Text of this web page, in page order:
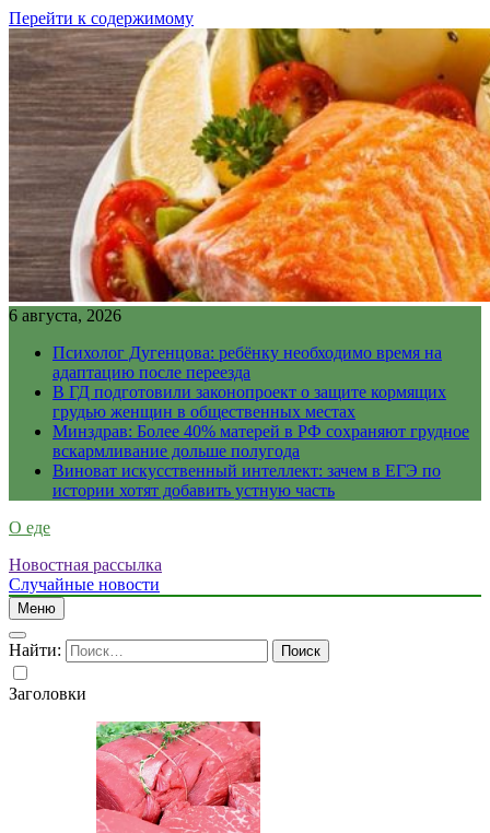
Перейти к содержимому
6 августа, 2026
Психолог Дугенцова: ребёнку необходимо время на
адаптацию после переезда
В ГД подготовили законопроект о защите кормящих
грудью женщин в общественных местах
Минздрав: Более 40% матерей в РФ сохраняют грудное
вскармливание дольше полугода
Виноват искусственный интеллект: зачем в ЕГЭ по
истории хотят добавить устную часть
О еде
Новостная рассылка
Случайные новости
Меню
Найти:
Заголовки